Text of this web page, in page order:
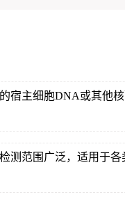
宿主细胞DNA或其他
范围广泛，适用于